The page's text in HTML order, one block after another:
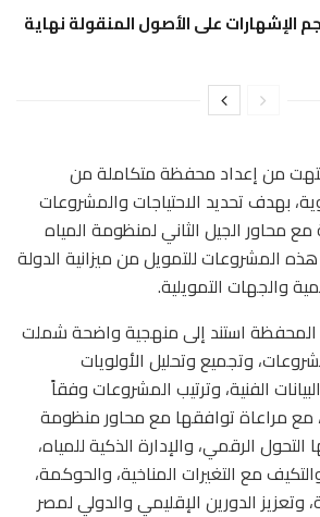
حجم الإشهارات على الأصول المنقولة نهاية
انتهت من إعداد محفظة متكاملة من
بهدف تحديد الاحتياجات والمشروعات
مع محاور الجيل الثاني لمنظومة المياه
هذه المشروعات للتمويل من ميزانية الدولة
والجهات التمويلية.
استند إلى منهجية واضحة شملت
وتجميع وتحليل الأولويات
الفنية، وترتيب المشروعات وفقاً
مع مراعاة توافقها مع محاور منظومة
رأسها التحول الرقمي، والإدارة الذكية للمياه،
والتكيف مع التغيرات المناخية، والحوكمة،
وتعزيز الدورين الإقليمي والدولي لمصر